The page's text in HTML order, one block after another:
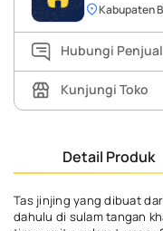
Kabupaten
Hubungi Penjual
Kunjungi Toko
Detail Produk
Tas jinjing yang dibuat
dahulu di sulam tangan